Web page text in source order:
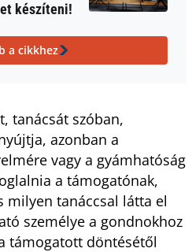
készíteni!
a cikkhez
tanácsát szóban,
azonban a
vagy a gyámhatóság
a támogatónak,
milyen tanáccsal látta el
személye a gondnokhoz
támogatott döntésétől